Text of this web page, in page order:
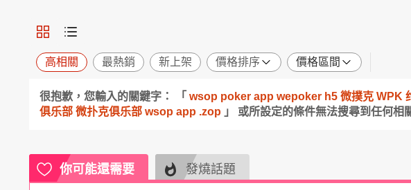
旅遊
寵物
保健
用品 機能
窈窕
日用
紙品 清潔
口腔
鍋具
杯瓶 廚衛
休閒
寢具
家具 收納
宗教
Apple
小米 手機平板
穿戴
高相關 最熱銷 新上架 價格排序 價格區間
很抱歉，您輸入的關鍵字： 「 wsop poker app wepoker h5 微撲克 WPK
俱乐部 微扑克俱乐部 wsop app .zop 」 或所設定的條件無法搜尋到任何相
你可能還需要 發燒話題